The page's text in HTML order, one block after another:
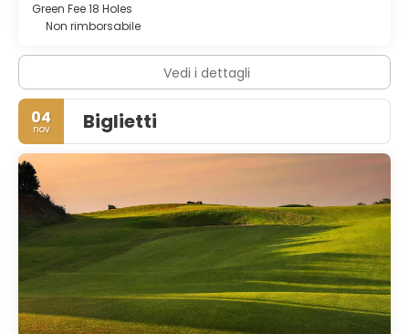
Green Fee 18 Holes
Non rimborsabile
Vedi i dettagli
04
nov Biglietti